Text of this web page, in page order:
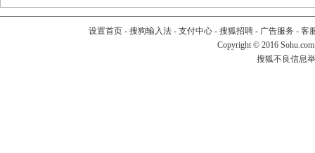
设置首页- 搜狗输入法- 支付中心- 搜狐招聘- 广告服务 - 客
Copyright © 2016
搜狐不良信息